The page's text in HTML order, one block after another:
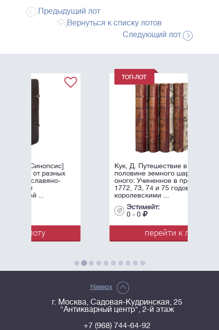
Предыдущий лот
Вернуться к списку лотов
Следующий лот
Кук, Д. Путешествие в южной
половине земного шара и вокруг
оного: Учиненное в продолжение
1772, 73, 74 и 75 годов, аглийскими
Наверх
г. Москва, Садовая-Кудринская, 25
"Антикварный центр", 2-й этаж
+7 (968) 744-64-92